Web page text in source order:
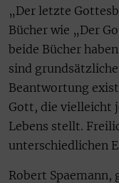
„Der letzte
Bücher wie „Der
beide Bücher
sind
Beantwortung
Gott, die vielleicht
Lebens stellt.
unterschiedlichen
Robert Spaemann,